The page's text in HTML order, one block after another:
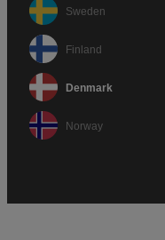
Sweden
Finland
Denmark
Norway